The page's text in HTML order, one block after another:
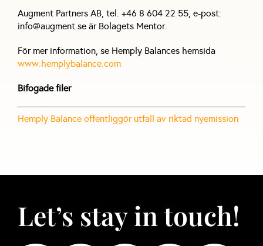
Augment Partners AB, tel. +46 8 604 22 55, e-post:
info@augment.se är Bolagets Mentor.
För mer information, se Hemply Balances hemsida
www.hemplybalance.com
Bifogade filer
Hemply Balance offentliggör utfall av riktad nyemission
Let’s stay in touch!